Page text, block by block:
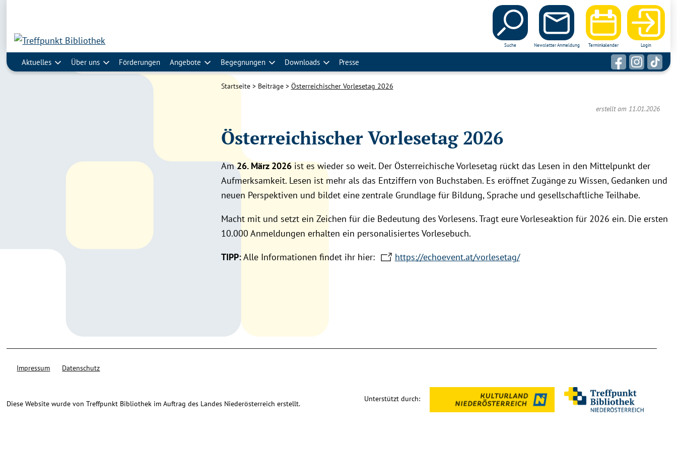
Suche Newsletter Anmeldung Terminkalender Login
Aktuelles Über uns Förderungen Angebote Begegnungen Downloads Presse
Startseite Beiträge Österreichischer Vorlesetag 2026
erstellt am 11.01.2026
Österreichischer Vorlesetag 2026
Am26. März 2026 ist es wieder so weit. Der Österreichische Vorlesetag rückt das Lesen in den Mittelpunkt der
Aufmerksamkeit. Lesen ist mehr als das Entziffern von Buchstaben. Es eröffnet Zugänge zu Wissen, Gedanken und
neuen Perspektiven und bildet eine zentrale Grundlage für Bildung, Sprache und gesellschaftliche Teilhabe.
Macht mit und setzt ein Zeichen für die Bedeutung des Vorlesens. Tragt eure Vorleseaktion für 2026 ein. Die ersten
10.000 Anmeldungen erhalten ein personalisiertes Vorlesebuch.
TIPP:Alle Informationen findet ihr hier: https://echoevent.at/vorlesetag/
Impressum Datenschutz
Diese Website wurde von Treffpunkt Bibliothek im Auftrag des Landes Niederösterreich erstellt.
Unterstützt durch: